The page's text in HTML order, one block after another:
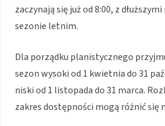
zaczynają się już od 8:00, z
sezonie letnim.
Dla porządku planistycznego
sezon wysoki od 1 kwietnia do 31
niski od 1 listopada do 31 marca.
zakres dostępności mogą różnić się